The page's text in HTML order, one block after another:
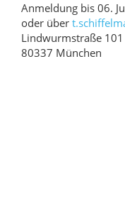
Anmeldung bis 06.
oder über
Lindwurmstraße 101
80337 München